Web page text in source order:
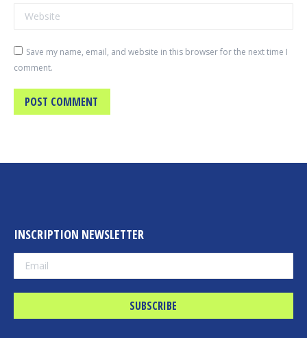
Website
Save my name, email, and website in this browser for the next time I
comment.
POST COMMENT
INSCRIPTION NEWSLETTER